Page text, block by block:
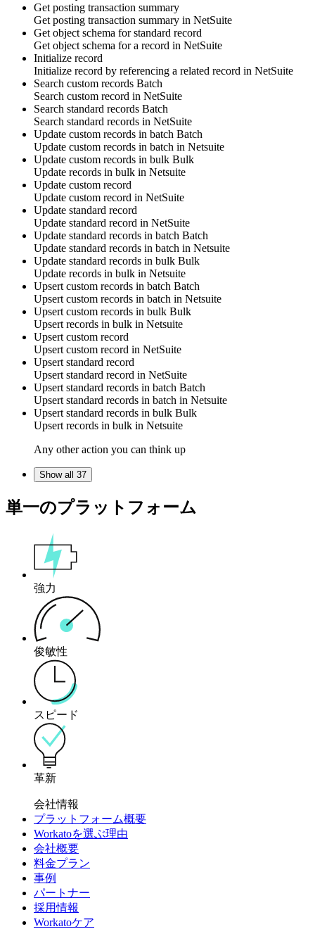
Get posting transaction summary
Get posting transaction summary in NetSuite
Get object schema for standard record
Get object schema fora record in NetSuite
Initialize record
Initialize record by referencing a related record in NetSuite
Search custom records Batch
Search custom record in NetSuite
Search standard records Batch
Search standard records in NetSuite
Update custom records in batch Batch
Update custom records in batch in Netsuite
Update custom records in bulk Bulk
Update records in bulk in Netsuite
Update custom record
Update custom record in NetSuite
Update standard record
Update standard record in NetSuite
Update standard records in batch Batch
Update standard records in batch in Netsuite
Update standard records in bulk Bulk
Update records in bulk in Netsuite
Upsert custom records in batch Batch
Upsert custom records in batch in Netsuite
Upsert custom records in bulk Bulk
Upsert records in bulk in Netsuite
Upsert custom record
Upsert custom record in NetSuite
Upsert standard record
Upsert standard record in NetSuite
Upsert standard records in batch Batch
Upsert standard records in batch in Netsuite
Upsert standard records in bulk Bulk
Upsert records in bulk in Netsuite
Any other action you can think up
Show all 37
単一のプラットフォーム
強力
俊敏性
スピード
革新
会社情報
プラットフォーム概要
Workatoを選ぶ理由
会社概要
料金プラン
事例
パートナー
採用情報
Workatoケア